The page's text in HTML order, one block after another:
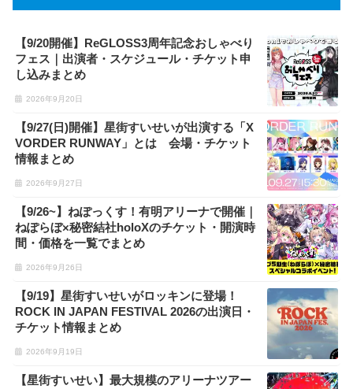
2026年9月20日
【9/20開催】ReGLOSS3周年記念おしゃべり
フェス｜出演者・スケジュール・チケット申
し込みまとめ
2026年9月27日
【9/27(日)開催】星街すいせいが出演する「X
VORDER RUNWAY」とは 会場・チケット
情報まとめ
2026年9月26日
【9/26~】ねぽっくす！有明アリーナで開催｜
ねぽらぼ×秘密結社holoXのチケット・開演時
間・価格を一覧でまとめ
2026年9月19日
【9/19】星街すいせいがロッキンに登場！
ROCK IN JAPAN FESTIVAL 2026の出演日・
チケット情報まとめ
【星街すいせい】最大規模のアリーナツアー